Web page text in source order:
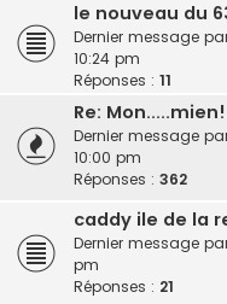
le nouveau du
Dernier message
10:24 pm
Réponses : 11
Re:
Dernier message
10:00 pm
Réponses : 362
caddy ile de la
Dernier message
pm
Réponses : 21